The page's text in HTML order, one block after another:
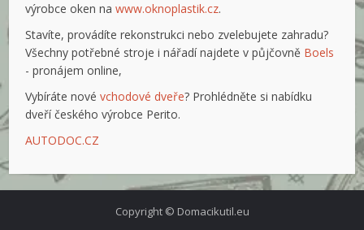
výrobce oken nawww.oknoplastik.cz.
Stavíte, provádíte rekonstrukci nebo zvelebujete zahradu?
Všechny potřebné stroje i nářadí najdete v půjčovně Boels
- pronájem online,
Vybíráte novévchodové dveře? Prohlédněte si nabídku
dveří českého výrobce Perito.
AUTODOC.CZ
Copyright © Domacikutil.eu